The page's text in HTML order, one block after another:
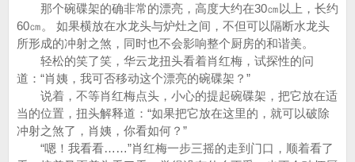
那个碗碟架的确非常的漂亮，高度大约在30㎝以上，长约
60㎝。 如果横放在水龙头与炉灶之间，不但可以隔断水龙头
所形成的冲射之煞，同时也不会影响整个厨房的和谐美。
轻松的笑了笑，华云龙扭头看着肖红梅，试探性的问
道：“肖姨，我可否移动这个漂亮的碗碟架？”
说着，不等肖红梅点头，小心的提起碗碟架，把它放在适
当的位置，扭头解释道：“如果把它放在这里的，就可以破除
冲射之煞了，肖姨，你看如何？”
“嗯！我看看……”肖红梅一步三摇的走到门口，顺着看了